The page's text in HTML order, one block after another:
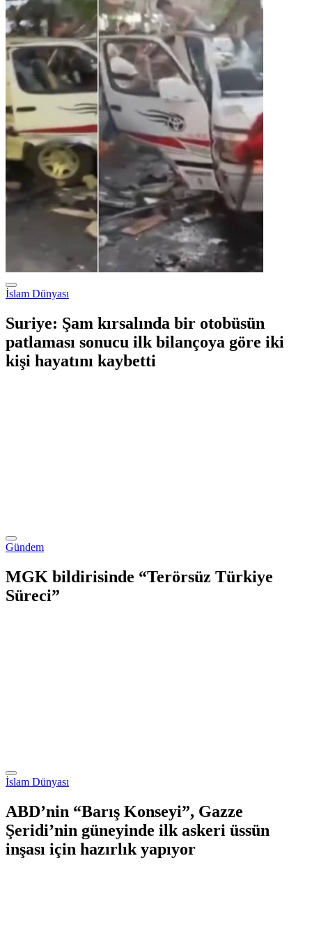
İslam Dünyası
Suriye: Şam kırsalında bir otobüsün
patlaması sonucu ilk bilançoya göre iki
kişi hayatını kaybetti
Gündem
MGK bildirisinde “Terörsüz Türkiye
Süreci”
İslam Dünyası
ABD’nin “Barış Konseyi”, Gazze
Şeridi’nin güneyinde ilk askeri üssün
inşası için hazırlık yapıyor